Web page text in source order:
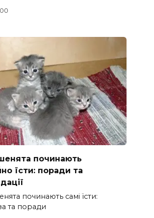
починають
їсти: поради та
починають самі їсти:
та поради